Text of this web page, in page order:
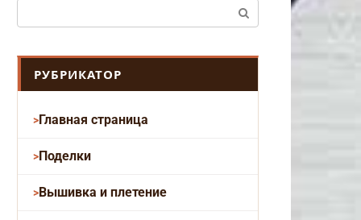
РУБРИКАТОР
Главная страница
Поделки
Вышивка и плетение